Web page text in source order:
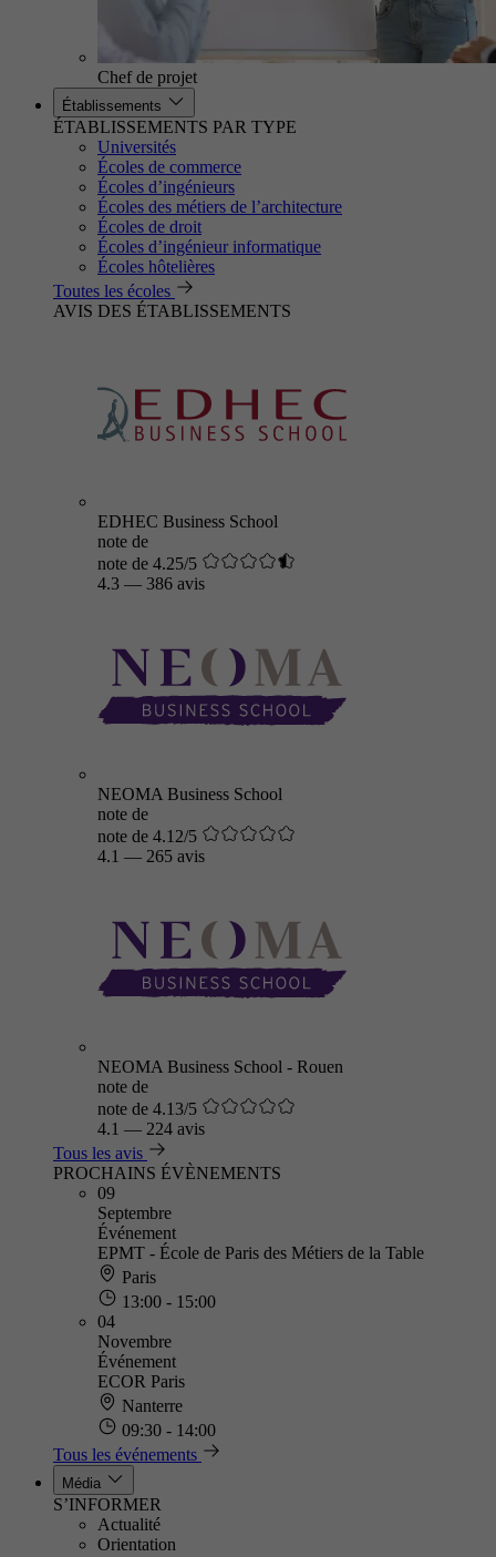
Chef de projet
Établissements
ÉTABLISSEMENTS PAR TYPE
Universités
Écoles de commerce
Écoles d’ingénieurs
Écoles des métiers de l’architecture
Écoles de droit
Écoles d’ingénieur informatique
Écoles hôtelières
Toutes les écoles
AVIS DES ÉTABLISSEMENTS
EDHEC Business School
note de
note de 4.25/5
4.3 — 386 avis
NEOMA Business School
note de
note de 4.12/5
4.1 — 265 avis
NEOMA Business School - Rouen
note de
note de 4.13/5
4.1 — 224 avis
Tous les avis
PROCHAINS ÉVÈNEMENTS
09
Septembre
Événement
EPMT - École de Paris des Métiers de la Table
Paris
13:00 - 15:00
04
Novembre
Événement
ECOR Paris
Nanterre
09:30 - 14:00
Tous les événements
Média
S’INFORMER
Actualité
Orientation